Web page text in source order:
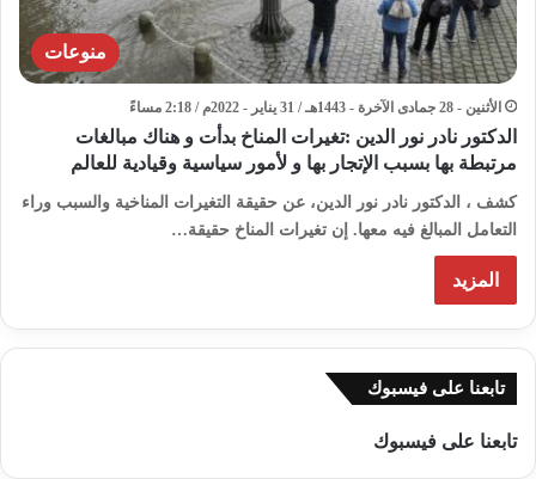
منوعات
الأثنين - 28 جمادى الآخرة - 1443هـ / 31 يناير - 2022م / 2:18 مساءً
الدكتور نادر نور الدين :تغيرات المناخ بدأت و هناك مبالغات
مرتبطة بها بسبب الإتجار بها و لأمور سياسية وقيادية للعالم
كشف ، الدكتور نادر نور الدين، عن حقيقة التغيرات المناخية والسبب وراء
التعامل المبالغ فيه معها. إن تغيرات المناخ حقيقة…
المزيد
تابعنا على فيسبوك
تابعنا على فيسبوك